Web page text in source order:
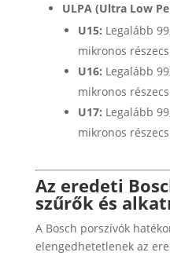
ULPA (Ultra Low
U15: Legalább
mikronos
U16: Legalább
mikronos
U17: Legalább
mikronos
Az eredeti
szűrők és
A Bosch porszívók
elengedhetetlenek az